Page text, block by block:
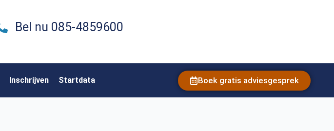
Bel nu 085-4859600
Inschrijven Startdata Boek gratis adviesgesprek